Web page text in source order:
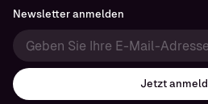
Newsletter anmelden
Jetzt